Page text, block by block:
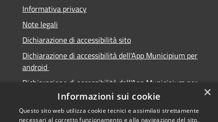
Informativa privacy
Note legali
Dichiarazione di accessibilità sito
Dichiarazione di accessibilità dell'App Municipium per
android
Dichiarazione di accessibilità dell'App Municipium per
×
Informazioni sui cookie
Questo sito web utilizza cookie tecnici e assimilati strettamente
necessari al corretto funzionamento e alla navigazione del sito,